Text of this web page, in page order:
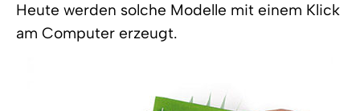
Heute werden solche Modelle mit einem Klick
am Computer erzeugt.